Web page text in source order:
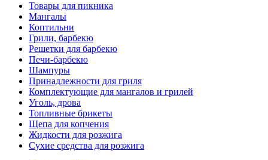
Товары для пикника
Мангалы
Коптильни
Грили, барбекю
Решетки для барбекю
Печи-барбекю
Шампуры
Принадлежности для гриля
Комплектующие для мангалов и грилей
Уголь, дрова
Топливные брикеты
Щепа для копчения
Жидкости для розжига
Сухие средства для розжига